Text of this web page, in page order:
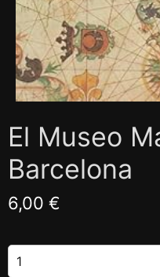
El Museo
Barcelona
6,00 €